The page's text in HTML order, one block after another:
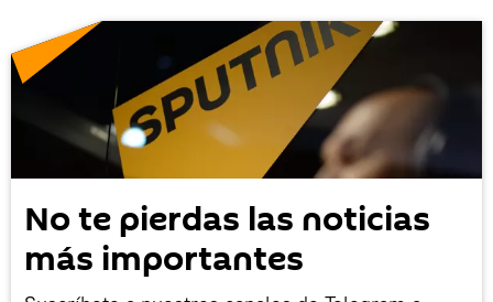
No te pierdas las noticias
más importantes